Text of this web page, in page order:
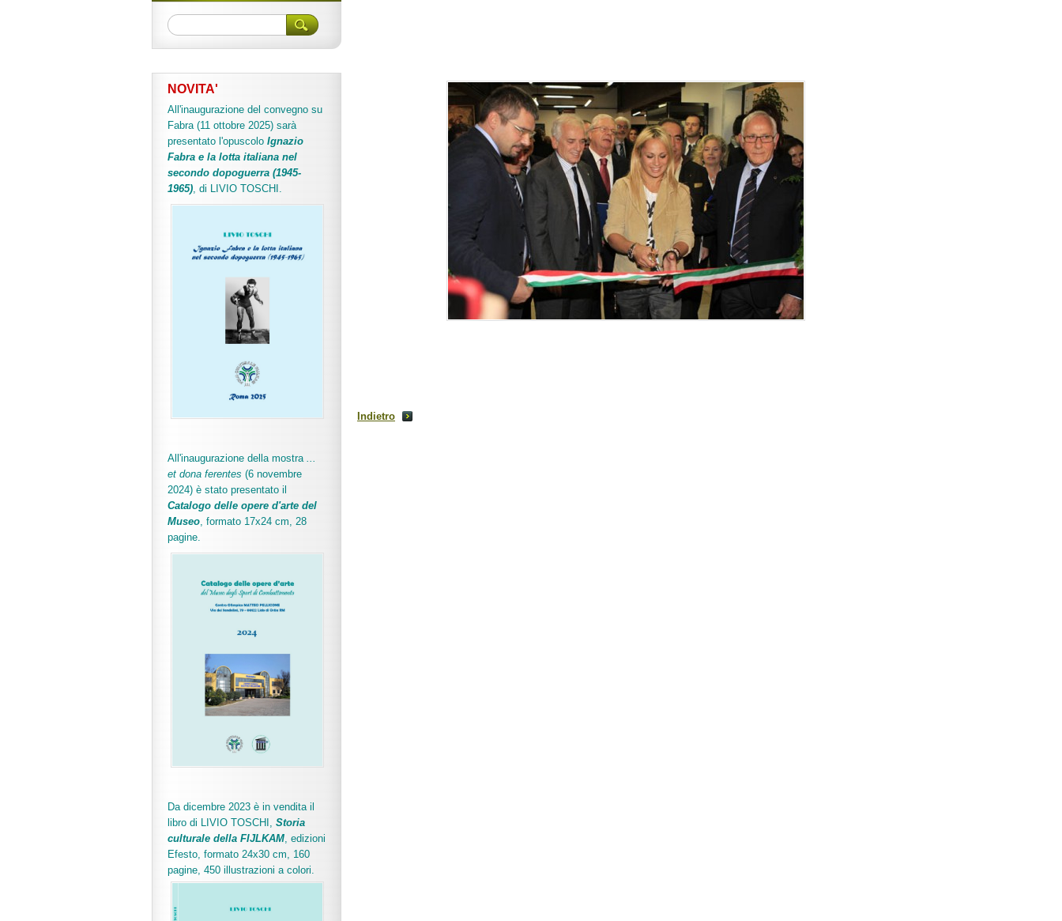
Indietro
NOVITA'
All'inaugurazione del convegno su
Fabra (11 ottobre 2025) sarà
presentato l'opuscolo Ignazio
Fabra e la lotta italiana nel
secondo dopoguerra (1945-
1965), di LIVIO TOSCHI.
All'inaugurazione della mostra ...
et dona ferentes (6 novembre
2024) è stato presentato il
Catalogo delle opere d'arte del
Museo, formato 17x24 cm, 28
pagine.
Da dicembre 2023 è in vendita il
libro di LIVIO TOSCHI, Storia
culturale della FIJLKAM, edizioni
Efesto, formato 24x30 cm, 160
pagine, 450 illustrazioni a colori.